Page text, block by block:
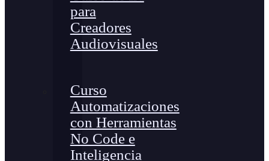
para
Creadores
Audiovisuales
Curso
Automatizaciones
con Herramientas
No Code e
Inteligencia